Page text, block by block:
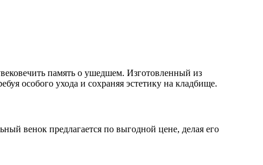
память о ушедшем. Изготовленный из
особого ухода и сохраняя эстетику на кладбище.
венок предлагается по выгодной цене, делая его